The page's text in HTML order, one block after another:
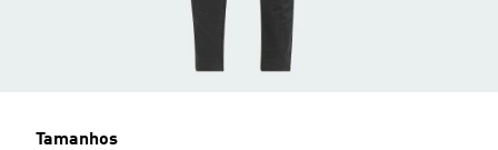
Tamanhos